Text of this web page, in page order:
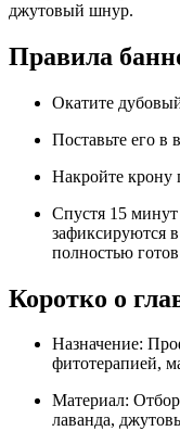
джутовый шнур.
Правила
Окатите
Поставьте его в
Накройте крону
Спустя 15 минут
зафиксируются
полностью
Коротко о
Назначение:
фитотерапией,
Материал:
лаванда,